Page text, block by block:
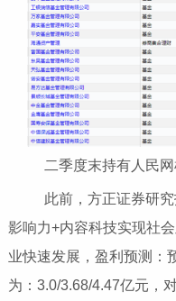
二季度末持有人民网
此前，方正证券研究
影响力+内容科技实现社
业快速发展，盈利预测：
为：3.0/3.68/4.47亿元，